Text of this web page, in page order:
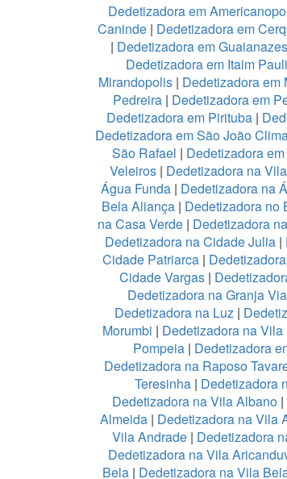
Dedetizadora em
Caninde| Dedetizadora em
| Dedetizadora em Guaianazes
Dedetizadora em Itaim
Mirandopolis | Dedetizadora em
Pedreira | Dedetizadora em
Dedetizadora em Pirituba|
Dedetizadora em São João
São Rafael | Dedetizadora
Veleiros| Dedetizadora na
Água Funda | Dedetizadora na
Bela Aliança | Dedetizadora no
na Casa Verde| Dedetizadora
Dedetizadora na Cidade Julia |
Cidade Patriarca|
Cidade Vargas |
Dedetizadora na Granja
Dedetizadora na Luz |
Morumbi | Dedetizadora na Vila
Pompeia | Dedetizadora
Dedetizadora na Raposo
Teresinha| Dedetizadora
Dedetizadora na Vila Albano |
Almeida | Dedetizadora na Vila
Vila Andrade | Dedetizadora
Dedetizadora na Vila
Bela| Dedetizadora na Vila